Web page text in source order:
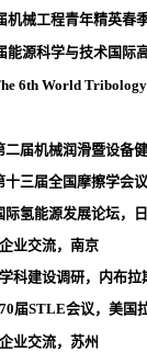
机械工程青年精英春
能源科学与技术国际
6th World
二届机械润滑暨设备
十三届全国摩擦学会议
际氢能源发展论坛，
业交流，南京
学科建设调研， 内布拉
届STLE会议，美国
企业交流， 苏州